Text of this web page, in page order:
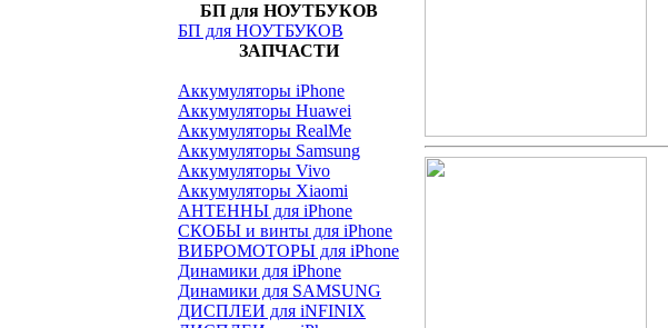
БП для НОУТБУКОВ
БП для НОУТБУКОВ
ЗАПЧАСТИ
Аккумуляторы iPhone
Аккумуляторы Huawei
Аккумуляторы RealMe
Аккумуляторы Samsung
Аккумуляторы Vivo
Аккумуляторы Xiaomi
АНТЕННЫ для iPhone
СКОБЫ и винты для iPhone
ВИБРОМОТОРЫ для iPhone
Динамики для iPhone
Динамики для SAMSUNG
ДИСПЛЕИ для iNFINIX